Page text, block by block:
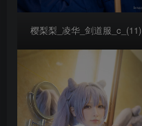
樱梨梨_凌华_剑道服_c_(11)